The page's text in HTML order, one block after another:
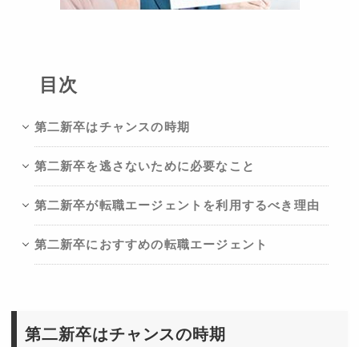
目次
第二新卒はチャンスの時期
第二新卒を逃さないために必要なこと
第二新卒が転職エージェントを利用するべき理由
第二新卒におすすめの転職エージェント
第二新卒はチャンスの時期